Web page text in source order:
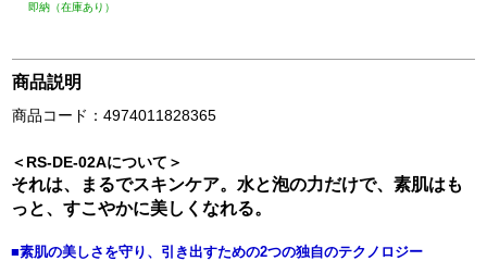
即納（在庫あり）
商品説明
商品コード：4974011828365
＜RS-DE-02Aについて＞
それは、まるでスキンケア。水と泡の力だけで、素肌はも
っと、すこやかに美しくなれる。
■素肌の美しさを守り、引き出すための2つの独自のテクノロジー